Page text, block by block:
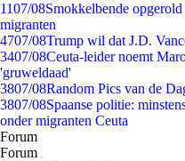
1107/08Smokkelbende
migranten
4707/08Trump wil dat J.D.
3407/08Ceuta-leider noemt
'gruweldaad'
3807/08Random Pics van de
3807/08Spaanse politie:
onder migranten Ceuta
Forum
Forum